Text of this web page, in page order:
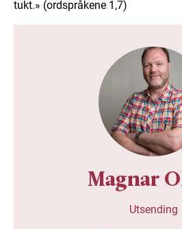
tukt.» (ordspråkene 1,7)
Magnar
Utsending